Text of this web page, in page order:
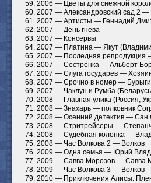
59. 2006 — Цветы для снежной
60. 2007 — Александровский сад 2
61. 2007 — Артисты — Геннадий
62. 2007 — День гнева
63. 2007 — Консервы
64. 2007 — Платина — Якут
65. 2007 — Последняя репродукция
66. 2007 — Сестрёнка — Альберт
67. 2007 — Слуга государев —
68. 2007 — Срочно в номер —
69. 2007 — Чаклун и Румба
70. 2008 — Главная улика (Россия,
71. 2008 — Знахарь — полковник
72. 2008 — Осенний детектив — Сан
73. 2008 — Стритрейсеры —
74. 2008 — Судебная колонка —
75. 2008 — Час Волкова 2 — Волков
76. 2009 — Одна семья — Юрий
77. 2009 — Савва Морозов — Савва
78. 2009 — Час Волкова 3 — Волков
79. 2010 — Приключения Алисы.